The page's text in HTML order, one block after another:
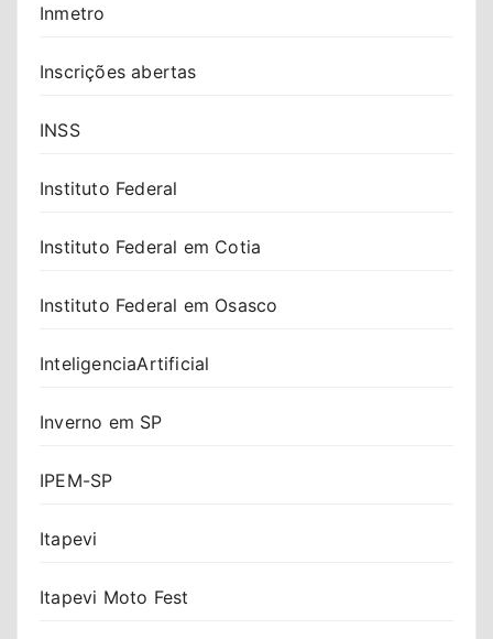
Inmetro
Inscrições abertas
INSS
Instituto Federal
Instituto Federal em Cotia
Instituto Federal em Osasco
InteligenciaArtificial
Inverno em SP
IPEM-SP
Itapevi
Itapevi Moto Fest